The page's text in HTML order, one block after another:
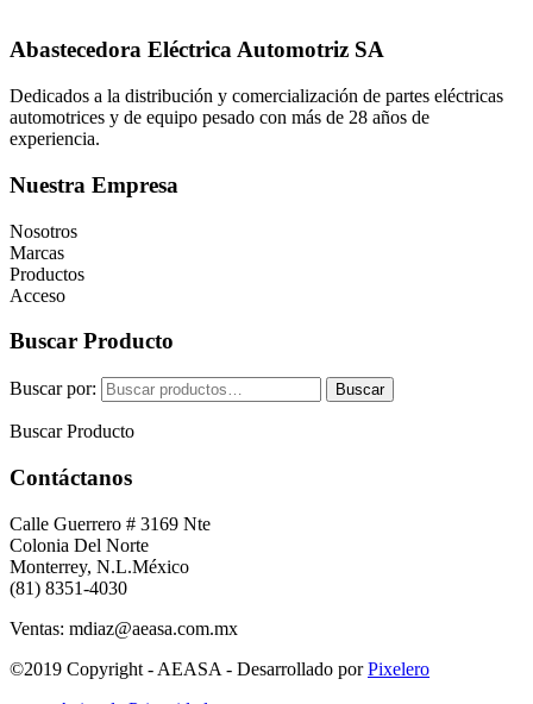
Abastecedora Eléctrica Automotriz SA
Dedicados a la distribución y comercialización de partes eléctricas
automotrices y de equipo pesado con más de 28 años de
experiencia.
Nuestra Empresa
Nosotros
Marcas
Productos
Acceso
Buscar Producto
Buscar por: Buscar
Buscar Producto
Contáctanos
Calle Guerrero # 3169 Nte
Colonia Del Norte
Monterrey, N.L.México
(81) 8351-4030
Ventas: mdiaz@aeasa.com.mx
©2019 Copyright - AEASA - Desarrollado porPixelero